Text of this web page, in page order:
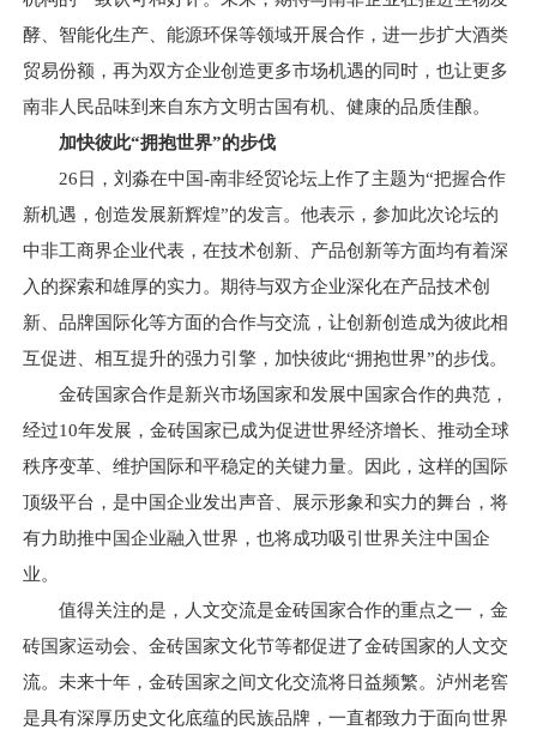
酵、智能化生产、能源环保等领域开展合作，进一步扩大酒类
贸易份额，再为双方企业创造更多市场机遇的同时，也让更多
南非人民品味到来自东方文明古国有机、健康的品质佳酿。
加快彼此“拥抱世界”的步伐
26日，刘淼在中国-南非经贸论坛上作了主题为“把握合作
新机遇，创造发展新辉煌”的发言。他表示，参加此次论坛的
中非工商界企业代表，在技术创新、产品创新等方面均有着深
入的探索和雄厚的实力。期待与双方企业深化在产品技术创
新、品牌国际化等方面的合作与交流，让创新创造成为彼此相
互促进、相互提升的强力引擎，加快彼此“拥抱世界”的步伐。
金砖国家合作是新兴市场国家和发展中国家合作的典范，
经过10年发展，金砖国家已成为促进世界经济增长、推动全球
秩序变革、维护国际和平稳定的关键力量。因此，这样的国际
顶级平台，是中国企业发出声音、展示形象和实力的舞台，将
有力助推中国企业融入世界，也将成功吸引世界关注中国企
业。
值得关注的是，人文交流是金砖国家合作的重点之一，金
砖国家运动会、金砖国家文化节等都促进了金砖国家的人文交
流。未来十年，金砖国家之间文化交流将日益频繁。泸州老窖
是具有深厚历史文化底蕴的民族品牌，一直都致力于面向世界